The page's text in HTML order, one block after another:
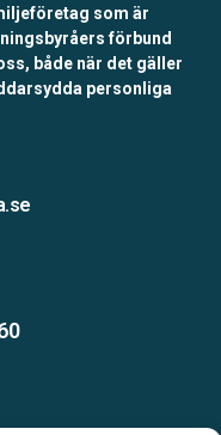
som är
förbund
både när det gäller
personliga